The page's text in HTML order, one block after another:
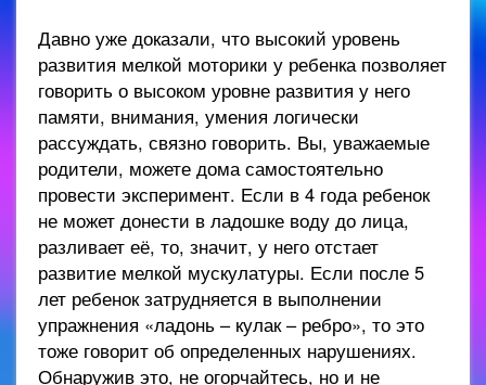
Давно уже доказали, что высокий уровень
развития мелкой моторики у ребенка позволяет
говорить о высоком уровне развития у него
памяти, внимания, умения логически
рассуждать, связно говорить. Вы, уважаемые
родители, можете дома самостоятельно
провести эксперимент. Если в 4 года ребенок
не может донести в ладошке воду до лица,
разливает её, то, значит, у него отстает
развитие мелкой мускулатуры. Если после 5
лет ребенок затрудняется в выполнении
упражнения «ладонь – кулак – ребро», то это
тоже говорит об определенных нарушениях.
Обнаружив это, не огорчайтесь, но и не